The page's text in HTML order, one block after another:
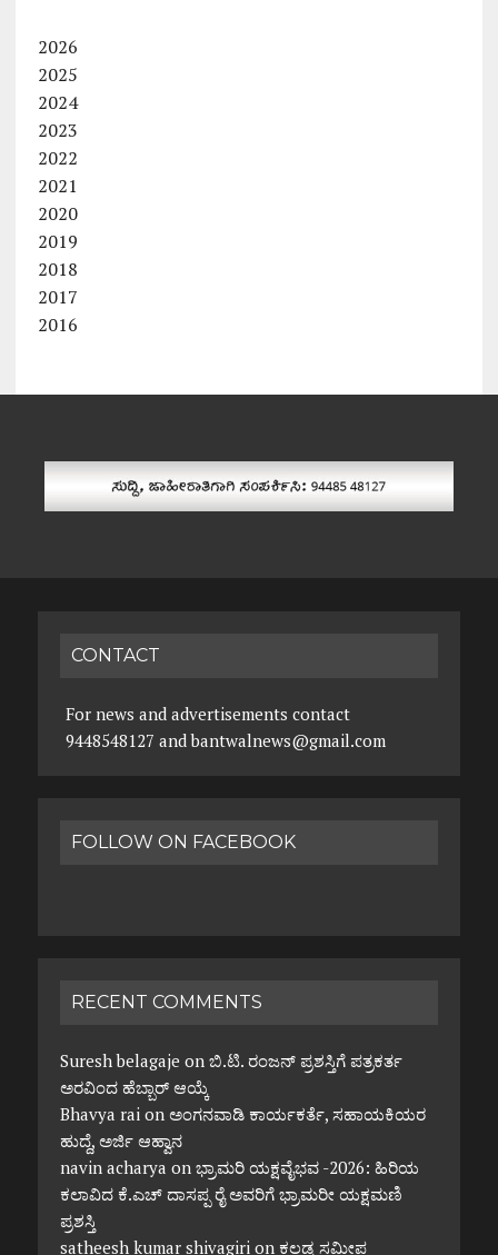
2026
2025
2024
2023
2022
2021
2020
2019
2018
2017
2016
CONTACT
For news and advertisements contact
9448548127 and bantwalnews@gmail.com
FOLLOW ON FACEBOOK
RECENT COMMENTS
Suresh belagaje on ಬಿ.ಟಿ. ರಂಜನ್ ಪ್ರಶಸ್ತಿಗೆ ಪತ್ರಕರ್ತ
ಅರವಿಂದ ಹೆಬ್ಬಾರ್ ಆಯ್ಕೆ
Bhavya raion ಅಂಗನವಾಡಿ ಕಾರ್ಯಕರ್ತೆ, ಸಹಾಯಕಿಯರ
ಹುದ್ದೆ, ಅರ್ಜಿ ಆಹ್ವಾನ
navin acharya on ಭ್ರಾಮರಿ ಯಕ್ಷವೈಭವ -2026: ಹಿರಿಯ
ಕಲಾವಿದ ಕೆ.ಎಚ್ ದಾಸಪ್ಪ ರೈ ಅವರಿಗೆ ಭ್ರಾಮರೀ ಯಕ್ಷಮಣಿ
ಪ್ರಶಸ್ತಿ
satheesh kumar shivagirion ಕಲ್ಲಡ್ಕ ಸಮೀಪ